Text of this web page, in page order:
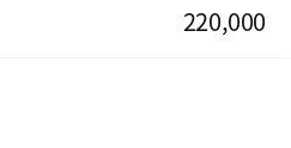
220,000